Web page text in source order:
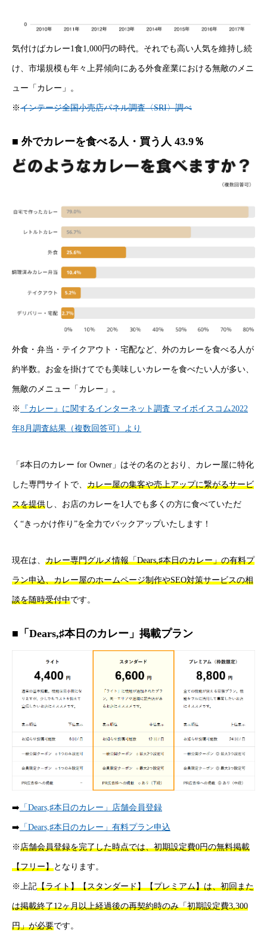
COMPANY
気付けばカレー1食1,000円の時代。それでも高い人気を維持し続
け、市場規模も年々上昇傾向にある外食産業における無敵のメニ
ュー「カレー」。
※インテージ全国小売店パネル調査〈SRI〉調べ
■ 外でカレーを食べる人・買う人 43.9％
外食・弁当・テイクアウト・宅配など、外のカレーを食べる人が
約半数。お金を掛けてでも美味しいカレーを食べたい人が多い、
無敵のメニュー「カレー」。
※ 『カレー』に関するインターネット調査 マイボイスコム2022
年8月調査結果（複数回答可）より
「♯本日のカレー for Owner」はその名のとおり、カレー屋に特化
した専門サイトで、 カレー屋の集客や売上アップに繋がるサービ
スを提供 し、お店のカレーを1人でも多くの方に食べていただ
く“きっかけ作り”を全力でバックアップいたします！
現在は、 カレー専門グルメ情報「Dears,♯本日のカレー」の有料プ
ラン申込、カレー屋のホームページ制作やSEO対策サービスの相
談を随時受付中です。
■「Dears,♯本日のカレー」掲載プラン
➡️ 「Dears,♯本日のカレー」店舗会員登録
➡️ 「Dears,♯本日のカレー」有料プラン申込
※店舗会員登録を完了した時点では、初期設定費0円の無料掲載
【フリー】となります。
※上記【ライト】【スタンダード】【プレミアム】は、初回また
は掲載終了12ヶ月以上経過後の再契約時のみ「初期設定費3,300
円」が必要です。